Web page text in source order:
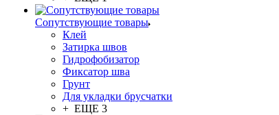
Сопутствующие товары
Клей
Затирка швов
Гидрофобизатор
Фиксатор шва
Грунт
Для укладки брусчатки
+ ЕЩЕ 3